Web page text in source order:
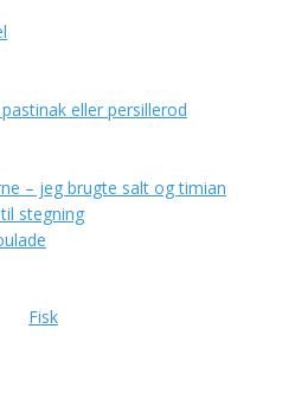
eller persillerod
– jeg brugte salt og timian
stegning
Fisk